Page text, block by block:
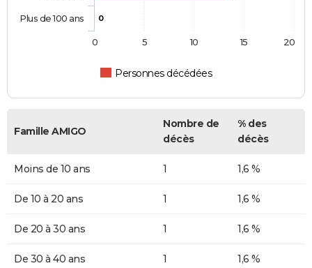
0
Personnes décédées
Plus de 100 ans
0 5 10 15 20
Famille AMIGO
Nombre de
décès
% des
décès
Moins de 10 ans 1 1,6 %
De 10 à 20 ans 1 1,6 %
De 20 à 30 ans 1 1,6 %
De 30 à 40 ans 1 1,6 %